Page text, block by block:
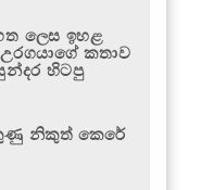
ලෙස ඉහළ
කතාව
හිටපු
නිකුත් කෙරේ